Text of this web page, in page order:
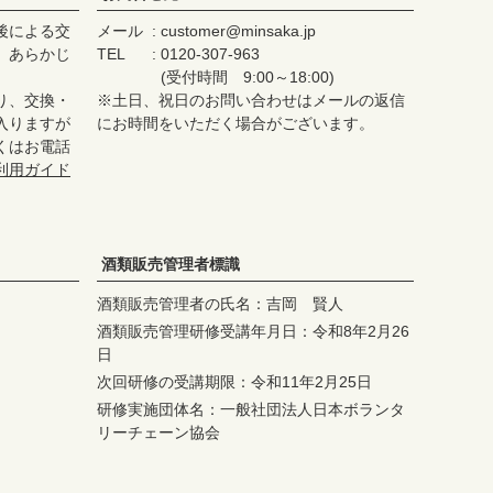
による交
あらかじ
交換・
りますが
はお電話
用ガイド
メール
customer@minsaka.jp
TEL
0120-307-963
(受付時間 9:00～18:00)
※土日、祝日のお問い合わせはメールの返信
にお時間をいただく場合がございます。
酒類販売管理者標識
酒類販売管理者の氏名：吉岡 賢人
酒類販売管理研修受講年月日：令和8年2月26
日
次回研修の受講期限：令和11年2月25日
研修実施団体名：一般社団法人日本ボランタ
リーチェーン協会